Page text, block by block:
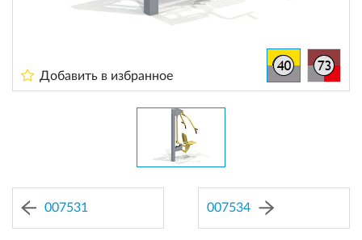
Добавить в избранное
007531 007534